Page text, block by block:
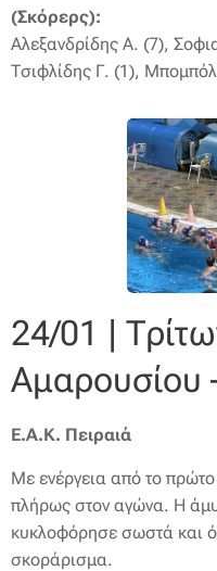
(Σκόρερς):
Αλεξανδρίδης Α. (7),
Τσιφλίδης Γ. (1),
24/01 |
Αμαρουσίου
Ε.Α.Κ. Πειραιά
Με ενέργεια από το
πλήρως στον αγώνα. Η
κυκλοφόρησε σωστά και
σκοράρισμα.